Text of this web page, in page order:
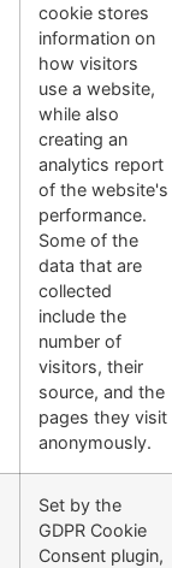
cookie stores
information on
how visitors
use a website,
while also
creating an
analytics report
of the website's
performance.
Some of the
data that are
collected
include the
number of
visitors, their
source, and the
pages they visit
anonymously.
Set by the
GDPR Cookie
Consent plugin,